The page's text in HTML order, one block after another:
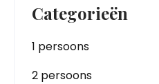
Categorieën
1 persoons
2 persoons